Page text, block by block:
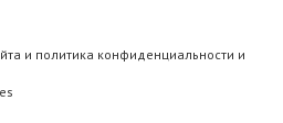
и политика конфиденциальности и